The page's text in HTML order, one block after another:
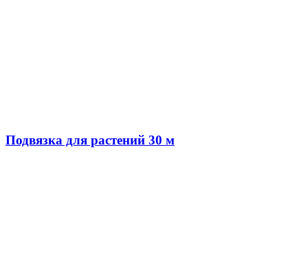
Подвязка для растений 30 м